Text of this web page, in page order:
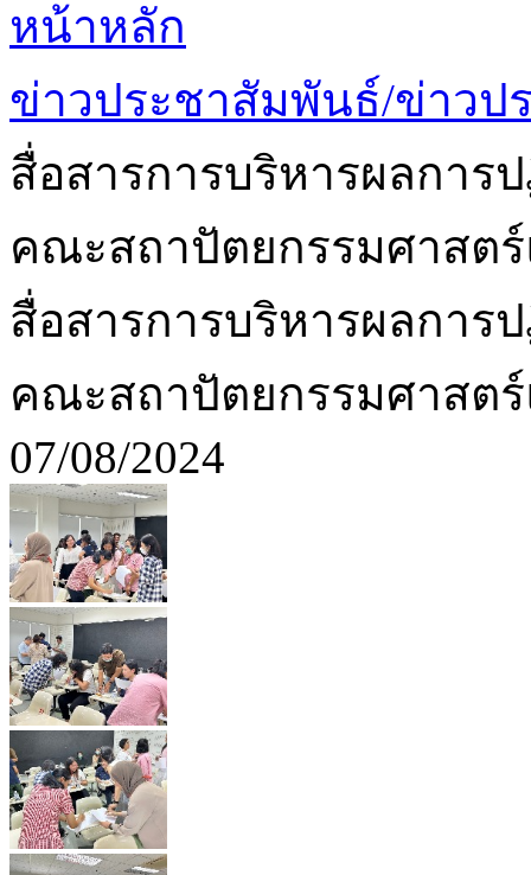
หน้าหลัก
ข่าวประชาสัมพันธ์/ข่าวป
สื่อสารการบริหารผลการ
คณะสถาปัตยกรรมศาสต
สื่อสารการบริหารผลการ
คณะสถาปัตยกรรมศาสต
07/08/2024